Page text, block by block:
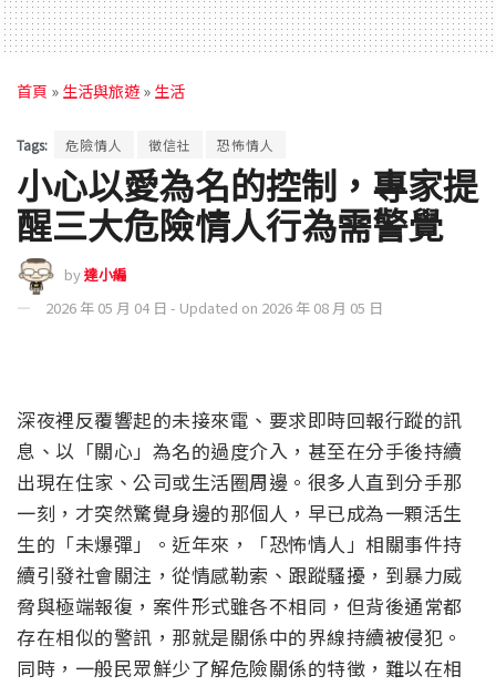
首頁 » 生活與旅遊 » 生活
Tags: 危險情人 徵信社 恐怖情人
小心以愛為名的控制，專家提
醒三大危險情人行為需警覺
by達小編
2026 年 05 月 04 日 - Updated on 2026 年 08 月 05 日
深夜裡反覆響起的未接來電、要求即時回報行蹤的訊
息、以「關心」為名的過度介入，甚至在分手後持續
出現在住家、公司或生活圈周邊。很多人直到分手那
一刻，才突然驚覺身邊的那個人，早已成為一顆活生
生的「未爆彈」。近年來，「恐怖情人」相關事件持
續引發社會關注，從情感勒索、跟蹤騷擾，到暴力威
脅與極端報復，案件形式雖各不相同，但背後通常都
存在相似的警訊，那就是關係中的界線持續被侵犯。
同時，一般民眾鮮少了解危險關係的特徵，難以在相